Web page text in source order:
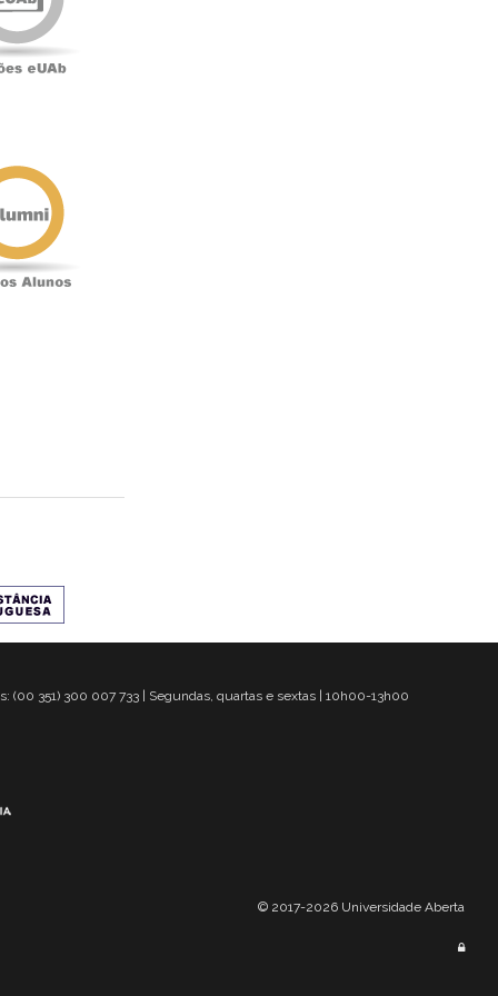
(00 351) 300 007 733 | Segundas, quartas e sextas | 10h00-13h00
© 2017-2026 Universidade Aberta